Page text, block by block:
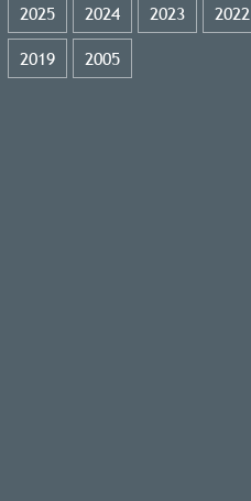
2025 2024 2023
2022
2019
2005